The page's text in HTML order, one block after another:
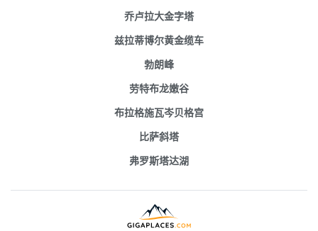
乔卢拉大金字塔
兹拉蒂博尔黄金缆车
勃朗峰
劳特布龙嫩谷
布拉格施瓦岑贝格宫
比萨斜塔
弗罗斯塔达湖